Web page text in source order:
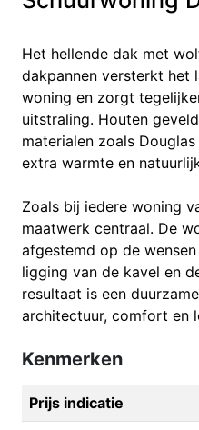
Het hellende dak met
dakpannen versterkt het
woning en zorgt
uitstraling. Houten
materialen zoals
extra warmte en
Zoals bij iedere woning
maatwerk centraal. De
afgestemd op de
ligging van de kavel en
resultaat is een
architectuur, comfort en
Kenmerken
Prijs indicatie